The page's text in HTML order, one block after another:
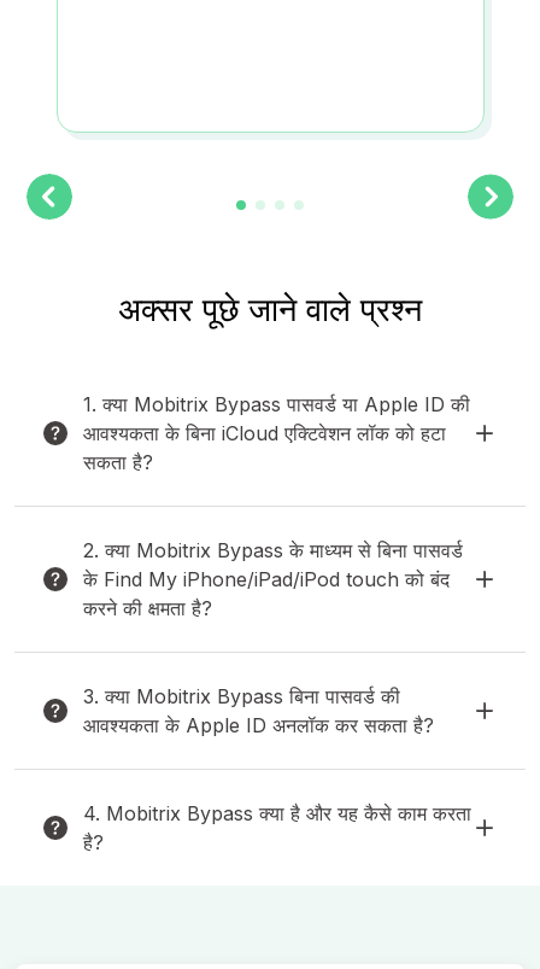
अक्सर पूछे जाने वाले प्रश्न
1. क्या Mobitrix Bypass पासवर्ड या Apple ID की
आवश्यकता के बिना iCloud एक्टिवेशन लॉक को हटा
सकता है?
2. क्या Mobitrix Bypass के माध्यम से बिना पासवर्ड
के Find My iPhone/iPad/iPod touch को बंद
करने की क्षमता है?
3. क्या Mobitrix Bypass बिना पासवर्ड की
आवश्यकता के Apple ID अनलॉक कर सकता है?
4. Mobitrix Bypass क्या है और यह कैसे काम करता
है?